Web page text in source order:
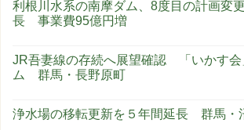
利根川水系の南摩ダム、8度目の計画変
長 事業費95億円増
JR吾妻線の存続へ展望確認 「いかす会
ム 群馬・長野原町
浄水場の移転更新を５年間延長 群馬・